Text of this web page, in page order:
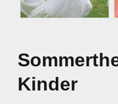
Kinder